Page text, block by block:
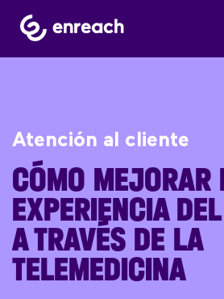
Atención al cliente
CÓMO MEJORAR
EXPERIENCIA
A TRAVÉS DE LA
TELEMEDICINA